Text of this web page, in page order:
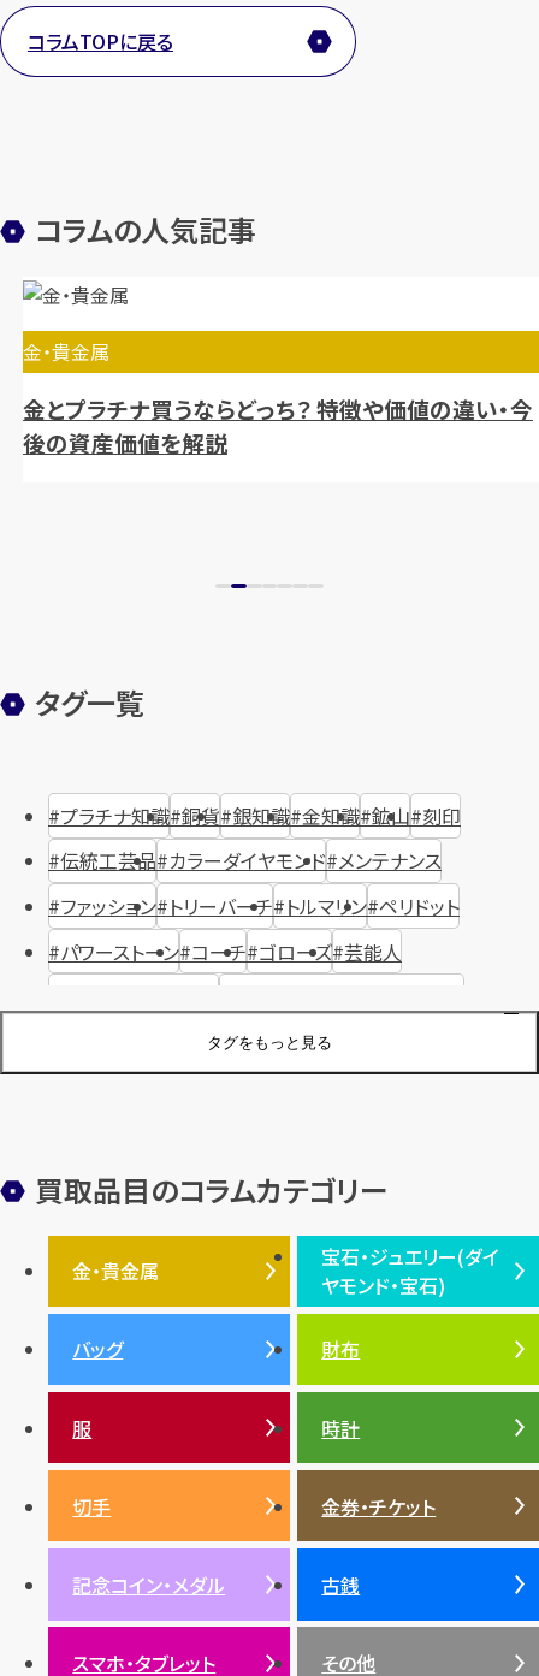
コラムTOPに戻る
コラムの人気記事
金・貴金属
金とプラチナ買うならどっち？ 特徴や価値の違い・今
後の資産価値を解説
タグ一覧
タグをもっと見る
プラチナ知識 銅貨 銀知識 金知識 鉱山 刻印
伝統工芸品 カラーダイヤモンド メンテナンス
ファッション トリーバーチ トルマリン ペリドット
パワーストーン コーチ ゴローズ 芸能人
ジュエリーブランド オーデマピゲ
装飾品 オメガ シュプリーム ウブロ
エルメス ダイヤモンド ルイ・ヴィトン 豆知識 カルティエ
投資 金地金 金価格・相場 グッチ 買取 プラダ
ティファニー
金貨 ブルガリ
バッグ
アメジスト
バレンシアガ
ルビー 陶磁器・ガラス ブレゲ SDGs
買取品目のコラムカテゴリー
金・貴金属
金・貴金属TOP
プラチナ
銀・シルバー
宝石・ジュエリー(ダイ
ヤモンド・宝石)
宝石・ジュエリー(ダイヤモ
ンド・宝石)TOP
ダイヤモンド
エメラルド
ルビー
サファイア
パール
サンゴ
バッグ 財布
服 時計
切手 金券・チケット
記念コイン・メダル 古銭
スマホ・タブレット その他